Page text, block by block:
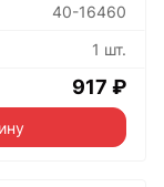
40-16460
1 шт.
917 ₽